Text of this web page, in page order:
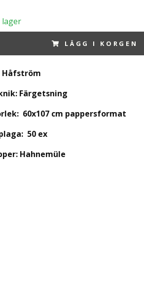
LÄGG I KORGEN
Håfström
Färgetsning
60x107 cm pappersformat
50 ex
Hahnemüle